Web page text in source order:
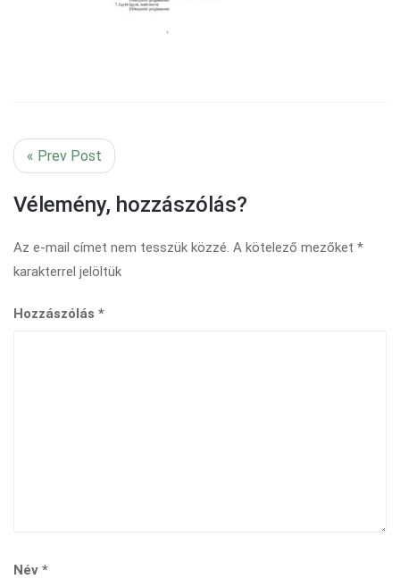
« Prev Post
Vélemény, hozzászólás?
Az e-mail címet nem tesszük közzé. A kötelező mezőket *
karakterrel jelöltük
Hozzászólás *
Név *